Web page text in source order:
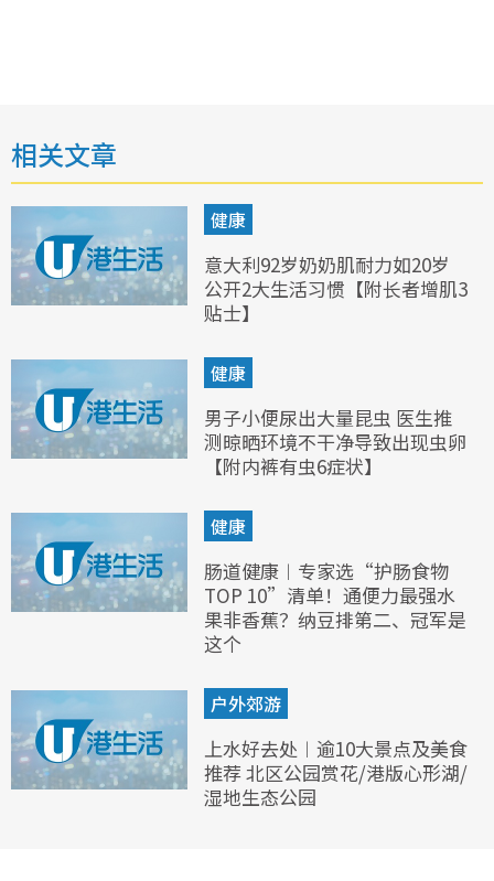
相关文章
健康
意大利92岁奶奶肌耐力如20岁
公开2大生活习惯【附长者增肌3
贴士】
健康
男子小便尿出大量昆虫 医生推
测晾晒环境不干净导致出现虫卵
【附内裤有虫6症状】
健康
肠道健康︱专家选“护肠食物
TOP 10”清单！通便力最强水
果非香蕉？纳豆排第二、冠军是
这个
户外郊游
上水好去处︱逾10大景点及美食
推荐 北区公园赏花/港版心形湖/
湿地生态公园